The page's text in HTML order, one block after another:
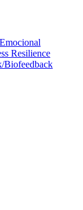
Resilience
Biofeedback